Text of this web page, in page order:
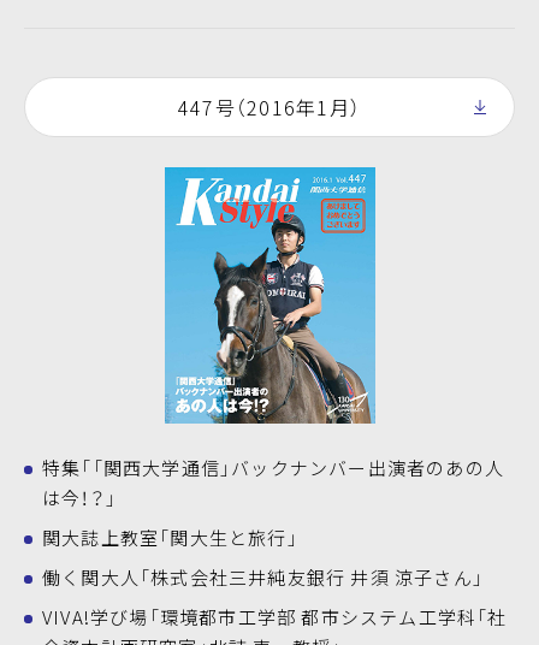
447号（2016年1月）
特集「「関西大学通信」バックナンバー出演者のあの人
は今！？」
関大誌上教室「関大生と旅行」
働く関大人「株式会社三井純友銀行 井須 涼子さん」
VIVA!学び場「環境都市工学部 都市システム工学科「社